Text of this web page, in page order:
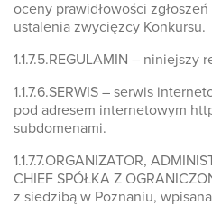
oceny prawidłowości
ustalenia zwycięzcy Konkursu.
1.1.7.5.REGULAMIN – niniejszy
1.1.7.6.SERWIS – serwis
pod adresem internetowym
subdomenami.
1.1.7.7.ORGANIZATOR,
CHIEF SPÓŁKA Z
z siedzibą w Poznaniu,